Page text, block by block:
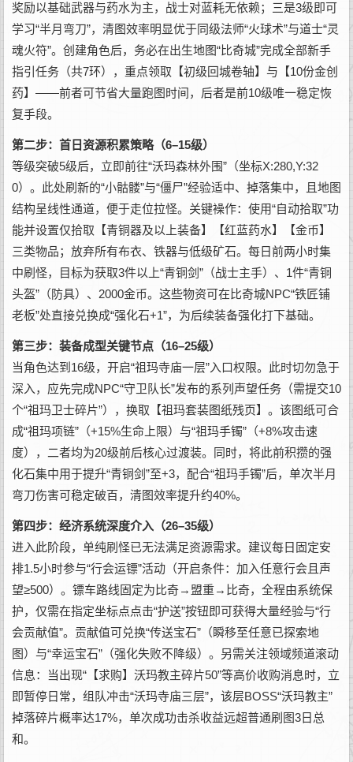
奖励以基础武器与药水为主，战士对蓝耗无依赖；三是3级即可
学习“半月弯刀”，清图效率明显优于同级法师“火球术”与道士“灵
魂火符”。创建角色后，务必在出生地图“比奇城”完成全部新手
指引任务（共7环），重点领取【初级回城卷轴】与【10份金创
药】——前者可节省大量跑图时间，后者是前10级唯一稳定恢
复手段。
第二步：首日资源积累策略（6–15级）
等级突破5级后，立即前往“沃玛森林外围”（坐标X:280,Y:32
0）。此处刷新的“小骷髅”与“僵尸”经验适中、掉落集中，且地图
结构呈线性通道，便于走位拉怪。关键襙作：使用“自动拾取”功
能并设置仅拾取【青铜器及以上装备】【红蓝药水】【金币】
三类物品；放弃所有布衣、铁器与低级矿石。每日前两小时集
中刷怪，目标为获取3件以上“青铜剑”（战士主手）、1件“青铜
头盔”（防具）、2000金币。这些物资可在比奇城NPC“铁匠铺
老板”处直接兑换成“强化石+1”，为后续装备强化打下基础。
第三步：装备成型关键节点（16–25级）
当角色达到16级，开启“祖玛寺庙一层”入口权限。此时切勿急于
深入，应先完成NPC“守卫队长”发布的系列声望任务（需提交10
个“祖玛卫士碎片”），换取【祖玛套装图纸残页】。该图纸可合
成“祖玛项链”（+15%生命上限）与“祖玛手镯”（+8%攻击速
度），二者均为20级前后核心过渡装。同时，将此前积攒的强
化石集中用于提升“青铜剑”至+3，配合“祖玛手镯”后，单次半月
弯刀伤害可稳定破百，清图效率提升约40%。
第四步：经济系统深度介入（26–35级）
进入此阶段，单纯刷怪已无法满足资源需求。建议每日固定安
排1.5小时参与“行会运镖”活动（开启条件：加入任意行会且声
望≥500）。镖车路线固定为比奇→盟重→比奇，全程由系统保
护，仅需在指定坐标点点击“护送”按钮即可获得大量经验与“行
会贡献值”。贡献值可兑换“传送宝石”（瞬移至任意已探索地
图）与“幸运宝石”（强化失败不降级）。另需关注领域频道滚动
信息：当出现“【求购】沃玛教主碎片50”等高价收购消息时，立
即暂停日常，组队冲击“沃玛寺庙三层”，该层BOSS“沃玛教主”
掉落碎片概率达17%，单次成功击杀收益远超普通刷图3日总
和。